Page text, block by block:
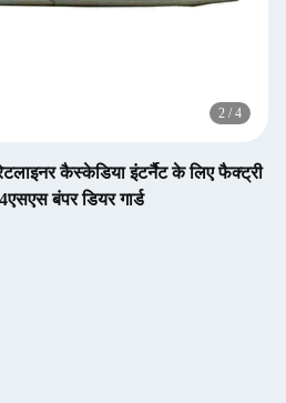
2 / 4
कैस्केडिया इंटर्नैट के लिए फैक्ट्री
बंपर डियर गार्ड